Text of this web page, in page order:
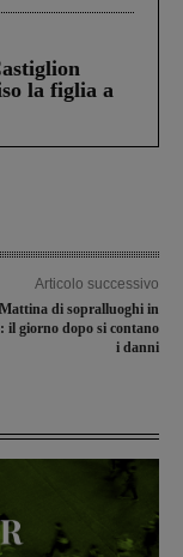
la figlia a
Articolo successivo
Mattina di sopralluoghi in
il giorno dopo si contano
i danni